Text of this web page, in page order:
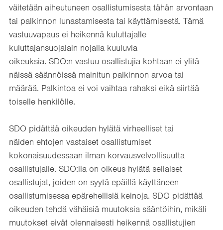
väitetään aiheutuneen osallistumisesta tähän arvontaan
tai palkinnon lunastamisesta tai käyttämisestä. Tämä
vastuuvapaus ei heikennä kuluttajalle
kuluttajansuojalain nojalla kuuluvia
oikeuksia. SDO:n vastuu osallistujia kohtaan ei ylitä
näissä säännöissä mainitun palkinnon arvoa tai
määrää. Palkintoa ei voi vaihtaa rahaksi eikä siirtää
toiselle henkilölle.
SDO pidättää oikeuden hylätä virheelliset tai
näiden ehtojen vastaiset osallistumiset
kokonaisuudessaan ilman korvausvelvollisuutta
osallistujalle. SDO:lla on oikeus hylätä sellaiset
osallistujat, joiden on syytä epäillä käyttäneen
osallistumisessa epärehellisiä keinoja. SDO pidättää
oikeuden tehdä vähäisiä muutoksia sääntöihin, mikäli
muutokset eivät olennaisesti heikennä osallistujien